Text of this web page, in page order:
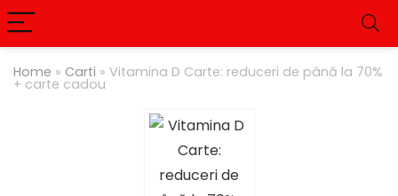
Home » Carti » Vitamina D Carte: reduceri de până la 70%
+ carte cadou